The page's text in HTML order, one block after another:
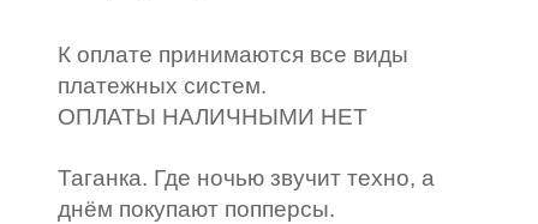
К оплате принимаются все виды
платежных систем.
ОПЛАТЫ НАЛИЧНЫМИ НЕТ
Таганка. Где ночью звучит техно, а
днём покупают попперсы.